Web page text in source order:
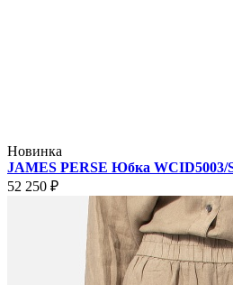
Новинка
JAMES PERSE Юбка WCID5003/
52 250 ₽